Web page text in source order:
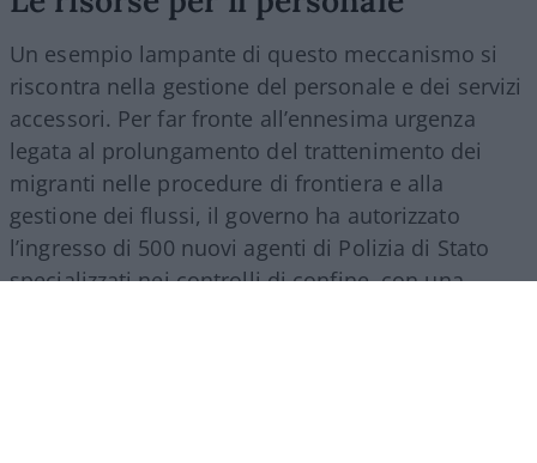
Un esempio lampante di questo meccanismo si
riscontra nella gestione del personale e dei servizi
accessori. Per far fronte all’ennesima urgenza
legata al prolungamento del trattenimento dei
migranti nelle procedure di frontiera e alla
gestione dei flussi, il governo ha autorizzato
l’ingresso di 500 nuovi agenti di Polizia di Stato
specializzati nei controlli di confine, con una